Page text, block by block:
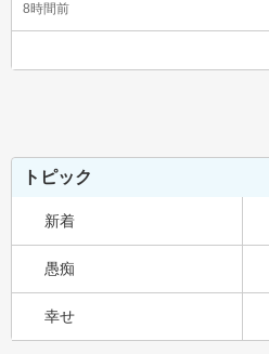
8時間前
トピック
新着
愚痴
幸せ